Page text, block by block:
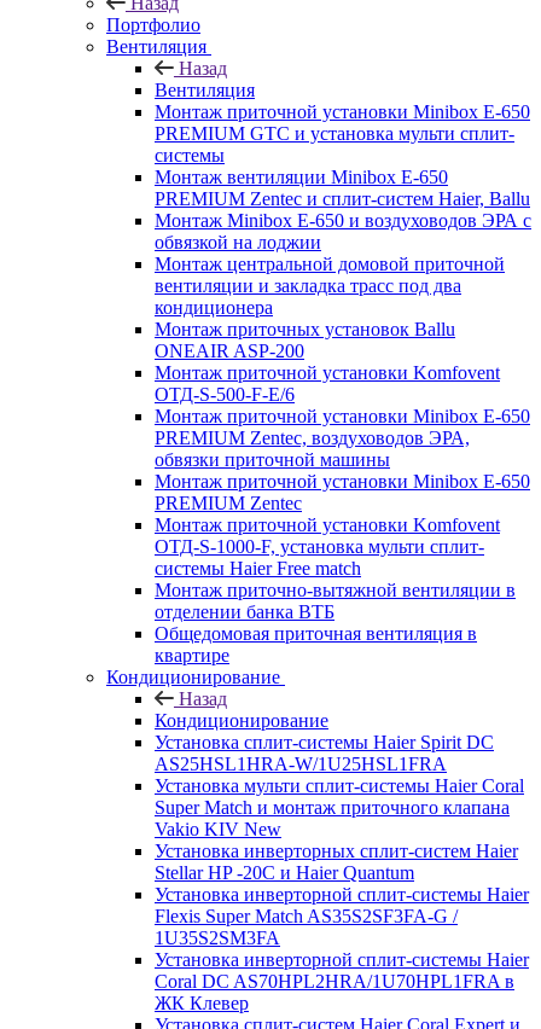
Портфолио
Вентиляция
Назад
Вентиляция
Монтаж приточной установки Minibox E-650
PREMIUM GTC и установка мульти сплит-
системы
Монтаж вентиляции Minibox E-650
PREMIUM Zentec и сплит-систем Haier, Ballu
Монтаж Minibox E-650 и воздуховодов ЭРА с
обвязкой на лоджии
Монтаж центральной домовой приточной
вентиляции и закладка трасс под два
кондиционера
Монтаж приточных установок Ballu
ONEAIR ASP-200
Монтаж приточной установки Komfovent
ОТД-S-500-F-E/6
Монтаж приточной установки Minibox E-650
PREMIUM Zentec, воздуховодов ЭРА,
обвязки приточной машины
Монтаж приточной установки Minibox E-650
PREMIUM Zentec
Монтаж приточной установки Komfovent
ОТД-S-1000-F, установка мульти сплит-
системы Haier Free match
Монтаж приточно-вытяжной вентиляции в
отделении банка ВТБ
Общедомовая приточная вентиляция в
квартире
Кондиционирование
Назад
Кондиционирование
Установка сплит-системы Haier Spirit DC
AS25HSL1HRA-W/1U25HSL1FRA
Установка мульти сплит-системы Haier Coral
Super Match и монтаж приточного клапана
Vakio KIV New
Установка инверторных сплит-систем Haier
Stellar HP -20С и Haier Quantum
Установка инверторной сплит-системы Haier
Flexis Super Match AS35S2SF3FA-G /
1U35S2SM3FA
Установка инверторной сплит-системы Haier
Coral DC AS70HPL2HRA/1U70HPL1FRA в
ЖК Клевер
Установка сплит-систем Haier Coral Expert и